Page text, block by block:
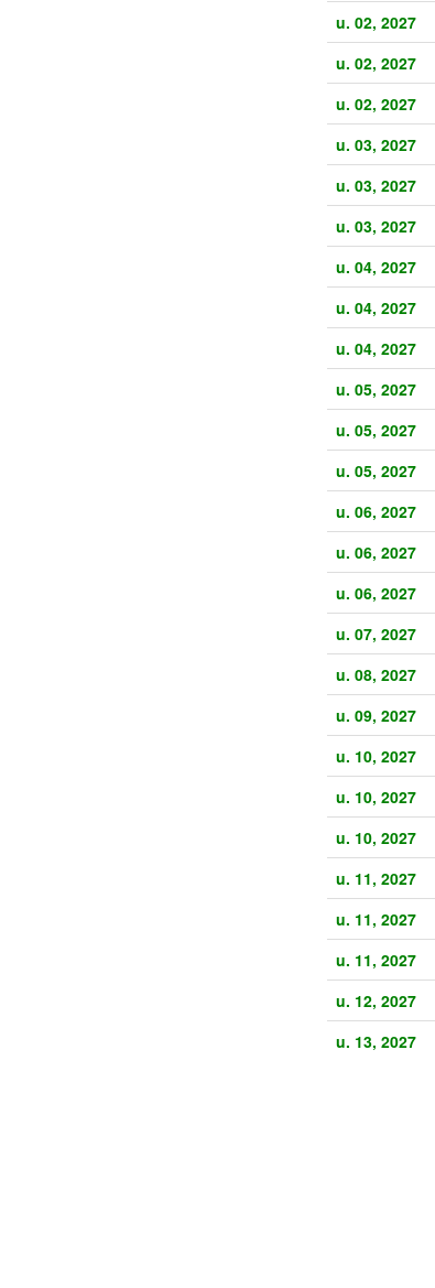
u. 02, 2027
u. 02, 2027
u. 02, 2027
u. 03, 2027
u. 03, 2027
u. 03, 2027
u. 04, 2027
u. 04, 2027
u. 04, 2027
u. 05, 2027
u. 05, 2027
u. 05, 2027
u. 06, 2027
u. 06, 2027
u. 06, 2027
u. 07, 2027
u. 08, 2027
u. 09, 2027
u. 10, 2027
u. 10, 2027
u. 10, 2027
u. 11, 2027
u. 11, 2027
u. 11, 2027
u. 12, 2027
u. 13, 2027